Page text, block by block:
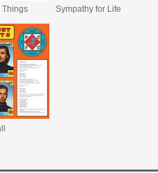
Things Sympathy for Life